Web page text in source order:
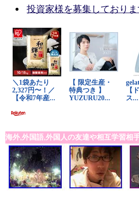
投資家様を募集しておりま
海外,外国語,外国人の友達や相互学習相